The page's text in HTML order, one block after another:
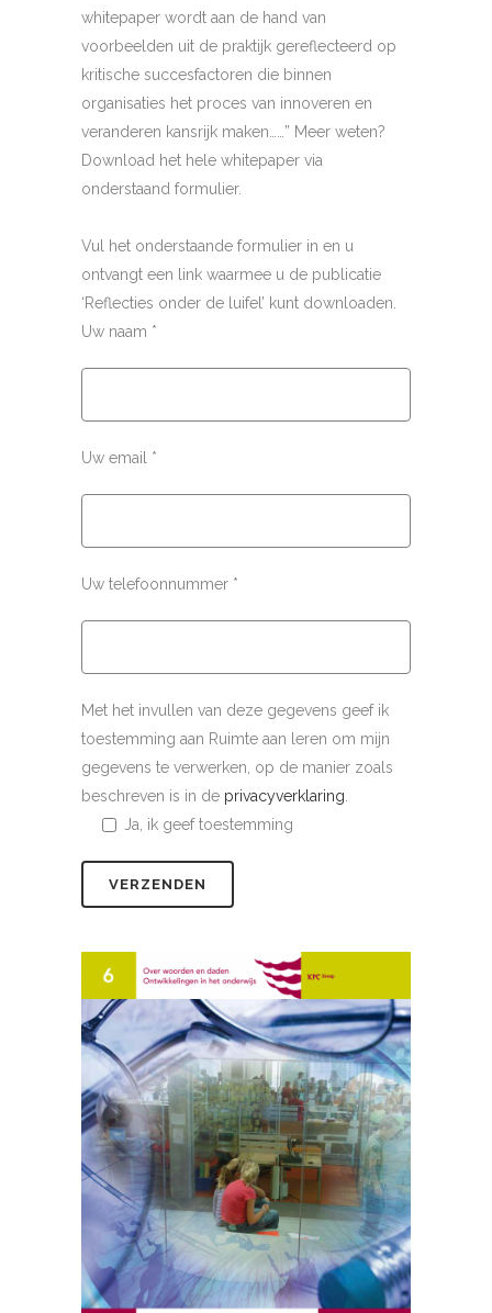
whitepaper wordt aan de hand van
voorbeelden uit de praktijk gereflecteerd op
kritische succesfactoren die binnen
organisaties het proces van innoveren en
veranderen kansrijk maken……” Meer weten?
Download het hele whitepaper via
onderstaand formulier.
Vul het onderstaande formulier in en u
ontvangt een link waarmee u de publicatie
‘Reflecties onder de luifel’ kunt downloaden.
Uw naam *
Uw email *
Uw telefoonnummer *
Met het invullen van deze gegevens geef ik
toestemming aan Ruimte aan leren om mijn
gegevens te verwerken, op de manier zoals
beschreven is in de privacyverklaring.
Ja, ik geef toestemming